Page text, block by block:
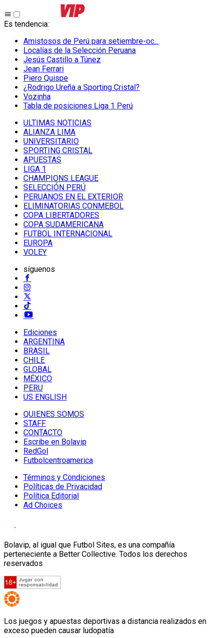
Es tendencia:
Amistosos de Perú para setiembre-oc...
Localías de la Selección Peruana
Jesús Castillo a Túnez
Jean Ferrari
Piero Quispe
¿Rodrigo Ureña a Sporting Cristal?
Vozinha
Tabla de posiciones Liga 1 Perú
ULTIMAS NOTICIAS
ALIANZA LIMA
UNIVERSITARIO
SPORTING CRISTAL
APUESTAS
LIGA 1
CHAMPIONS LEAGUE
SELECCIÓN PERÚ
PERUANOS EN EL EXTERIOR
ELIMINATORIAS CONMEBOL
COPA LIBERTADORES
COPA SUDAMERICANA
FUTBOL INTERNACIONAL
EUROPA
VOLEY
síguenos
Ediciones
ARGENTINA
BRASIL
CHILE
GLOBAL
MÉXICO
PERU
US ENGLISH
QUIENES SOMOS
STAFF
CONTACTO
Escribe en Bolavip
RedGol
Futbolcentroamerica
Términos y Condiciones
Políticas de Privacidad
Política Editorial
Ad Choices
Bolavip, al igual que Futbol Sites, es una compañía
perteneciente a Better Collective. Todos los derechos
reservados
Los juegos y apuestas deportivas a distancia realizados en
exceso pueden causar ludopatía